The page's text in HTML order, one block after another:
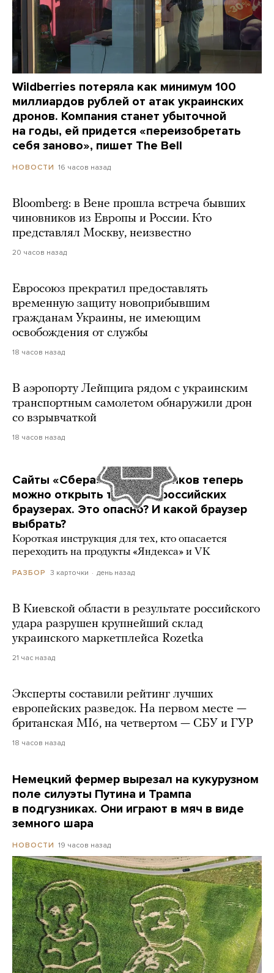
Wildberries потеряла как минимум 100
миллиардов рублей от атак украинских
дронов. Компания станет убыточной
на годы, ей придется «переизобретать
себя заново», пишет The Bell
НОВОСТИ 16 часов назад
Bloomberg: в Вене прошла встреча бывших
чиновников из Европы и России. Кто
представлял Москву, неизвестно
20 часов назад
Евросоюз прекратил предоставлять
временную защиту новоприбывшим
гражданам Украины, не имеющим
освобождения от службы
18 часов назад
В аэропорту Лейпцига рядом с украинским
транспортным самолетом обнаружили дрон
со взрывчаткой
18 часов назад
Сайты «Сбера» и других банков теперь
можно открыть только в российских
браузерах. Это опасно? И какой браузер
выбрать?
Короткая инструкция для тех, кто опасается
переходить на продукты «Яндекса» и VK
РАЗБОР 3 карточки день назад
В Киевской области в результате российского
удара разрушен крупнейший склад
украинского маркетплейса Rozetka
21 час назад
Эксперты составили рейтинг лучших
европейских разведок. На первом месте —
британская MI6, на четвертом — СБУ и ГУР
18 часов назад
Немецкий фермер вырезал на кукурузном
поле силуэты Путина и Трампа
в подгузниках. Они играют в мяч в виде
земного шара
НОВОСТИ 19 часов назад